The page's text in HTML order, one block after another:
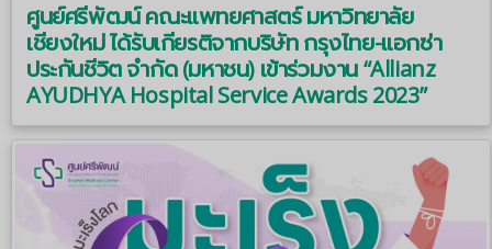
ศูนย์ศรีพัฒน์ คณะแพทยศาสตร์ มหาวิทยาลัย
เชียงใหม่ ได้รับเกียรติจากบริษัท กรุงไทย-แอกซ่า
ประกันชีวิต จำกัด (มหาชน) เข้าร่วมงาน “Allianz
AYUDHYA Hospital Service Awards 2023”